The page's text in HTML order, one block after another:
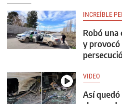
INCREÍBLE
Robó una
y provocó
VIDEO
Así